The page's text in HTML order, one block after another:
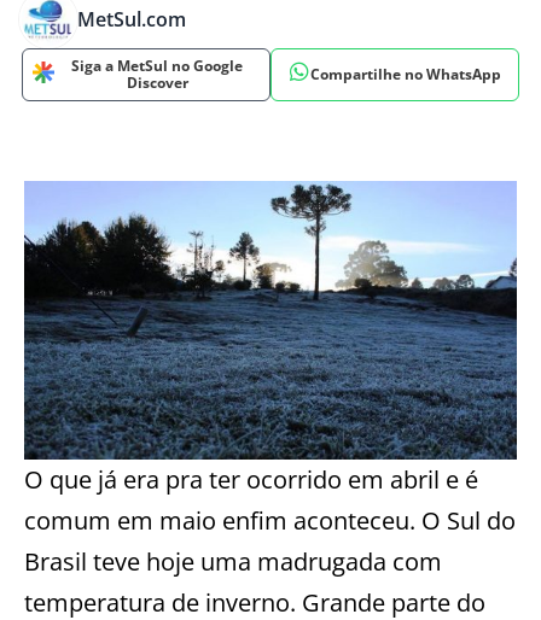
MetSul.com
Siga a MetSul no Google
Discover
Compartilhe no WhatsApp
O que já era pra ter ocorrido em abril e é
comum em maio enfim aconteceu. O Sul do
Brasil teve hoje uma madrugada com
temperatura de inverno. Grande parte do